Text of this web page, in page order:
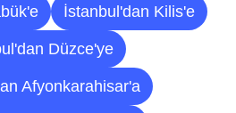
İstanbul'dan Kilis'e
Düzce'ye
Afyonkarahisar'a